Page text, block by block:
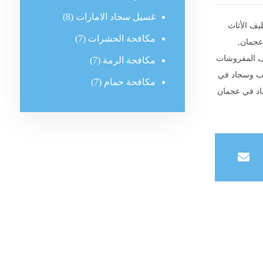
الأثاث
عجمان
المفروشات
وسجاد في
في عجمان
غسيل سجاد الامارات (8)
مكافحة الحشرات (7)
مكافحة الرمة (7)
مكافحة حمام (7)